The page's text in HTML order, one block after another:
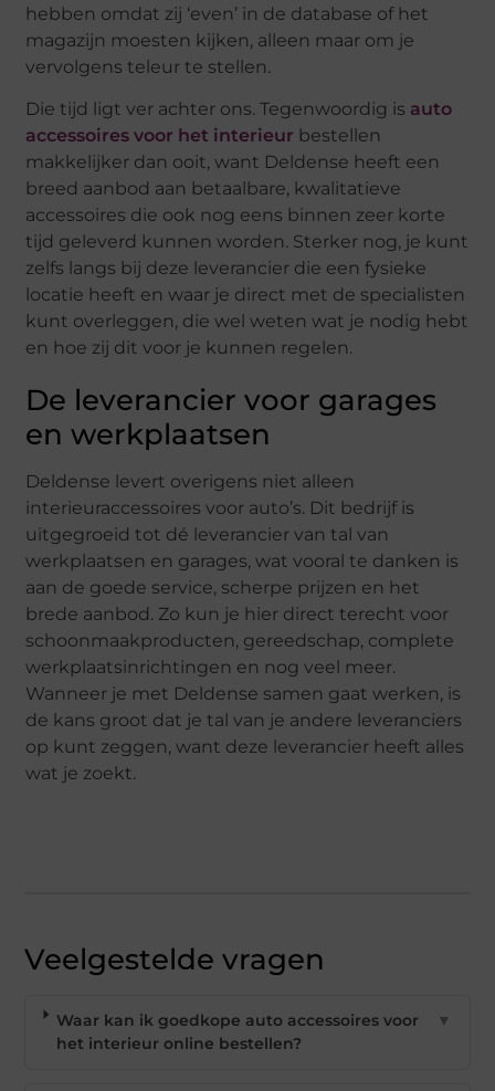
hebben omdat zij ‘even’ in de database of het
magazijn moesten kijken, alleen maar om je
vervolgens teleur te stellen.
Die tijd ligt ver achter ons. Tegenwoordig is auto
accessoires voor het interieur bestellen
makkelijker dan ooit, want Deldense heeft een
breed aanbod aan betaalbare, kwalitatieve
accessoires die ook nog eens binnen zeer korte
tijd geleverd kunnen worden. Sterker nog, je kunt
zelfs langs bij deze leverancier die een fysieke
locatie heeft en waar je direct met de specialisten
kunt overleggen, die wel weten wat je nodig hebt
en hoe zij dit voor je kunnen regelen.
De leverancier voor garages
en werkplaatsen
Deldense levert overigens niet alleen
interieuraccessoires voor auto’s. Dit bedrijf is
uitgegroeid tot dé leverancier van tal van
werkplaatsen en garages, wat vooral te danken is
aan de goede service, scherpe prijzen en het
brede aanbod. Zo kun je hier direct terecht voor
schoonmaakproducten, gereedschap, complete
werkplaatsinrichtingen en nog veel meer.
Wanneer je met Deldense samen gaat werken, is
de kans groot dat je tal van je andere leveranciers
op kunt zeggen, want deze leverancier heeft alles
wat je zoekt.
Veelgestelde vragen
Waar kan ik goedkope auto accessoires voor
het interieur online bestellen?
▼